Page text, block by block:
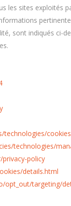
les sites exploités
sont indiqués ci-
technologies/
technologies/
policy
details.html
opt_out/targeting/